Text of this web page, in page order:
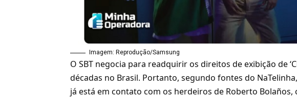
Imagem: Reprodução/Samsung
O SBT negocia para readquirir os direitos de exibição de
décadas no Brasil. Portanto, segundo fontes do
já está em contato com os herdeiros de Roberto